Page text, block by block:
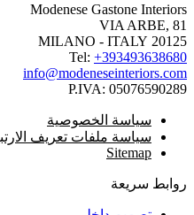
Modenese Gastone
VIA ARBE,
20125
Tel:
P.IVA:
سياسة الخصوصية
سياسة ملفات تعريف الارتباط
Sitemap
سريعة